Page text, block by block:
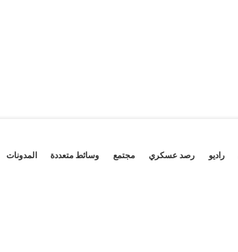
راديو رصد عسكري مجتمع وسائط متعددة المدونات